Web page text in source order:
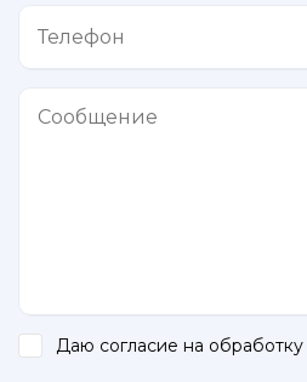
Даю согласие на обработку